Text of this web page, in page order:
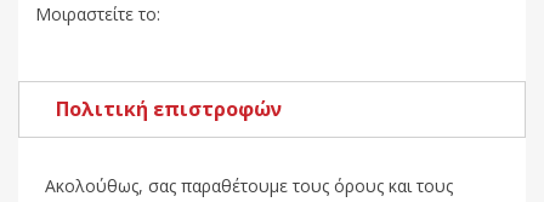
Μοιραστείτε το:
Πολιτική επιστροφών
Ακολούθως, σας παραθέτουμε τους όρους και τους